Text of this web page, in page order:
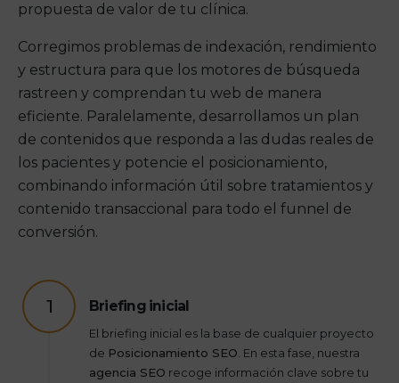
propuesta de valor de tu clínica.
Corregimos problemas de indexación, rendimiento
y estructura para que los motores de búsqueda
rastreen y comprendan tu web de manera
eficiente. Paralelamente, desarrollamos un plan
de contenidos que responda a las dudas reales de
los pacientes y potencie el posicionamiento,
combinando información útil sobre tratamientos y
contenido transaccional para todo el funnel de
conversión.
1 Briefing inicial
El briefing inicial es la base de cualquier proyecto
de Posicionamiento SEO . En esta fase, nuestra
agencia SEO recoge información clave sobre tu